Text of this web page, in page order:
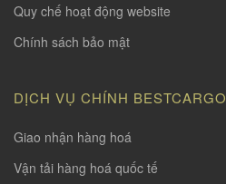
Quy chế hoạt động website
Chính sách bảo mật
DỊCH VỤ CHÍNH BESTCARGO
Giao nhận hàng hoá
Vận tải hàng hoá quốc tế